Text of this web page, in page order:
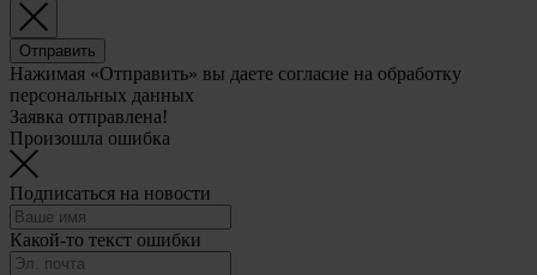
Отправить
Нажимая «Отправить» вы даете согласие на обработку
персональных данных
Заявка отправлена!
Произошла ошибка
Подписаться на новости
Какой-то текст ошибки